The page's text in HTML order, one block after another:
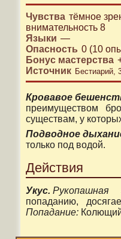
Чувства тёмное
внимательность 8
Языки —
Опасность 0(10
Бонус мастерства
Источник Бестиарий,
Кровавое
преимуществом
существам, у
Подводное
только под водой.
Действия
Укус. Рукопашная
попаданию,
Попадание:Колющий